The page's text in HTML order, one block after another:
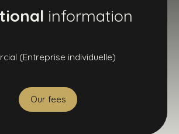
information
(Entreprise individuelle)
Our fees